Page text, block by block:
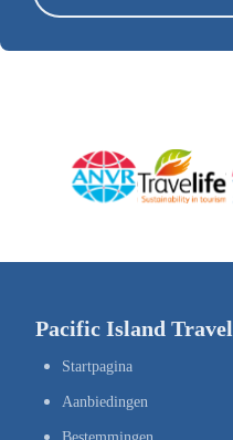
Pacific Island Travel
Startpagina
Aanbiedingen